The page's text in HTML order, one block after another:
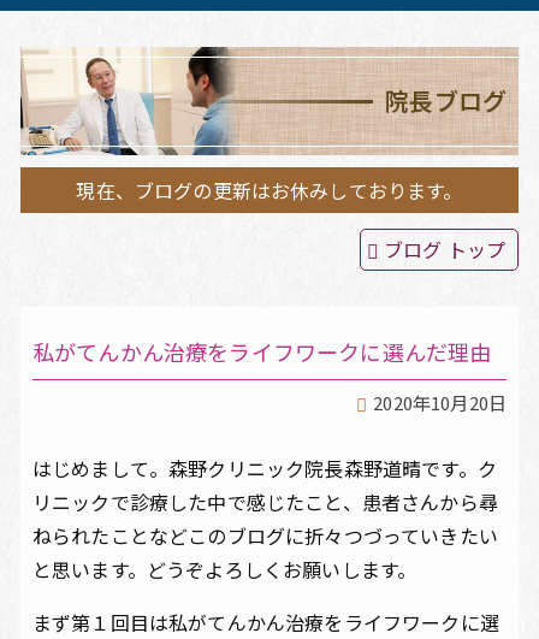
ン
ホーム
クリニック案内
院長紹介
頭痛・めまい・睡眠障害
院長ブログ
アクセス
院長ブログ
現在、ブログの更新はお休みしております。
ブログ トップ
私がてんかん治療をライフワークに選んだ理由
2020年10月20日
はじめまして。森野クリニック院長森野道晴です。ク
リニックで診療した中で感じたこと、患者さんから尋
ねられたことなどこのブログに折々つづっていきたい
と思います。どうぞよろしくお願いします。
まず第１回目は私がてんかん治療をライフワークに選